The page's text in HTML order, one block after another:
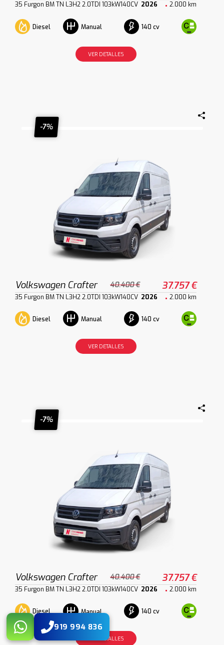
35 Furgon BM TN L3H2 2.0TDI 103kW140CV 2026 2.000 km
Diesel Manual 140 cv
VER DETALLES
-7%
Volkswagen Crafter 40.400 € 37.757 €
35 Furgon BM TN L3H2 2.0TDI 103kW140CV 2026 2.000 km
Diesel Manual 140 cv
VER DETALLES
-7%
Volkswagen Crafter 40.400 € 37.757 €
35 Furgon BM TN L3H2 2.0TDI 103kW140CV 2026 2.000 km
Diesel Manual 140 cv
VER DETALLES
919 994 836